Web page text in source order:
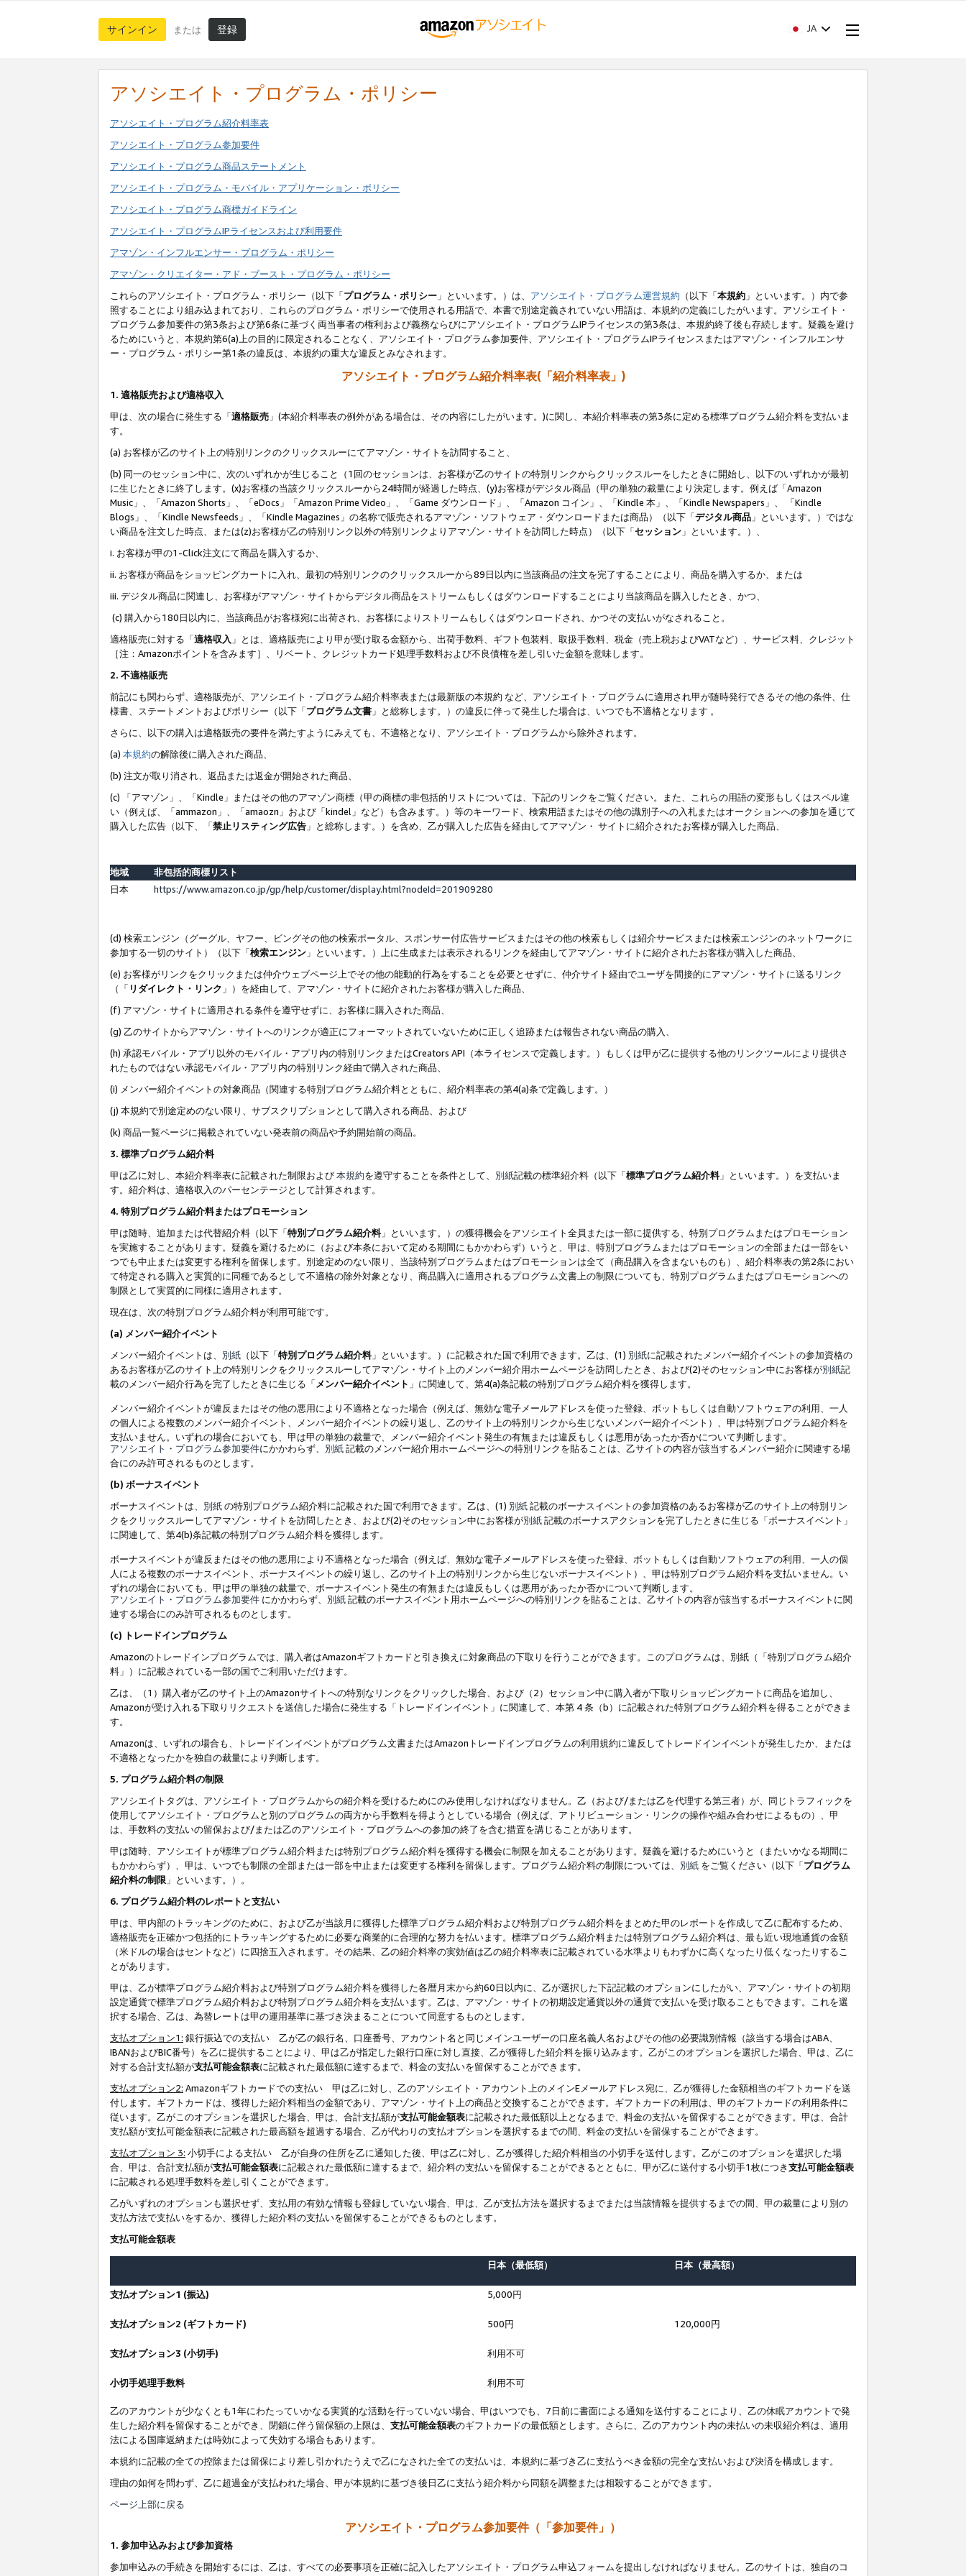
サインイン または 登録 JA
アソシエイト・プログラム・ポリシー
アソシエイト・プログラム紹介料率表
アソシエイト・プログラム参加要件
アソシエイト・プログラム商品ステートメント
アソシエイト・プログラム・モバイル・アプリケーション・ポリシー
アソシエイト・プログラム商標ガイドライン
アソシエイト・プログラムIPライセンスおよび利用要件
アマゾン・インフルエンサー・プログラム・ポリシー
アマゾン・クリエイター・アド・ブースト・プログラム・ポリシー
これらのアソシエイト・プログラム・ポリシー（以下「プログラム・ポリシー 」といいます。）は、 アソシエイト・プログラム運営規約 （以下「本規約 」といいます。）内で参
照することにより組み込まれており、これらのプログラム・ポリシーで使用される用語で、本書で別途定義されていない用語は、本規約の定義にしたがいます。アソシエイト・
プログラム参加要件の第3条および第6条に基づく両当事者の権利および義務ならびにアソシエイト・プログラムIPライセンスの第3条は、本規約終了後も存続します。疑義を避け
るためにいうと、本規約第6(a)上の目的に限定されることなく、アソシエイト・プログラム参加要件、アソシエイト・プログラムIPライセンスまたはアマゾン・インフルエンサ
ー・プログラム・ポリシー第1条の違反は、本規約の重大な違反とみなされます。
アソシエイト・プログラム紹介料率表(「紹介料率表」)
1. 適格販売および適格収入
甲は、次の場合に発生する「適格販売 」(本紹介料率表の例外がある場合は、その内容にしたがいます。)に関し、本紹介料率表の第3条に定める標準プログラム紹介料を支払いま
す。
(a) お客様が乙のサイト上の特別リンクのクリックスルーにてアマゾン・サイトを訪問すること、
(b) 同一のセッション中に、次のいずれかが生じること（1回のセッションは、お客様が乙のサイトの特別リンクからクリックスルーをしたときに開始し、以下のいずれかが最初
に生じたときに終了します。(x)お客様の当該クリックスルーから24時間が経過した時点、(y)お客様がデジタル商品（甲の単独の裁量により決定します。例えば「Amazon
Music」、「Amazon Shorts」、「eDocs」「Amazon Prime Video」、「Game ダウンロード」、「Amazon コイン」、「Kindle 本」、「Kindle Newspapers」、 「Kindle
Blogs」、「Kindle Newsfeeds」、「Kindle Magazines」の名称で販売されるアマゾン・ソフトウェア・ダウンロードまたは商品）（以下「デジタル商品 」といいます。）ではな
い商品を注文した時点、または(z)お客様が乙の特別リンク以外の特別リンクよりアマゾン・サイトを訪問した時点）（以下「セッション 」といいます。）、
i. お客様が甲の1-Click注文にて商品を購入するか、
ii. お客様が商品をショッピングカートに入れ、最初の特別リンクのクリックスルーから89日以内に当該商品の注文を完了することにより、商品を購入するか、または
iii. デジタル商品に関連し、お客様がアマゾン・サイトからデジタル商品をストリームもしくはダウンロードすることにより当該商品を購入したとき、かつ、
(c) 購入から180日以内に、当該商品がお客様宛に出荷され、お客様によりストリームもしくはダウンロードされ、かつその支払いがなされること。
適格販売に対する「適格収入 」とは、適格販売により甲が受け取る金額から、出荷手数料、ギフト包装料、取扱手数料、税金（売上税およびVATなど）、サービス料、クレジット
［注：Amazonポイントを含みます］、リベート、クレジットカード処理手数料および不良債権を差し引いた金額を意味します。
2. 不適格販売
前記にも関わらず、適格販売が、アソシエイト・プログラム紹介料率表または最新版の本規約 など、アソシエイト・プログラムに適用され甲が随時発行できるその他の条件、仕
様書、ステートメントおよびポリシー（以下「プログラム文書 」と総称します。）の違反に伴って発生した場合は、いつでも不適格となります 。
さらに、以下の購入は適格販売の要件を満たすようにみえても、不適格となり、アソシエイト・プログラムから除外されます。
(a) 本規約の解除後に購入された商品、
(b) 注文が取り消され、返品または返金が開始された商品、
(c) 「アマゾン」、「Kindle」またはその他のアマゾン商標（甲の商標の非包括的リストについては、下記のリンクをご覧ください。また、これらの用語の変形もしくはスペル違
い（例えば、「ammazon」、「amaozn」および「kindel」など）も含みます。）等のキーワード、検索用語またはその他の識別子への入札またはオークションへの参加を通じて
購入した広告（以下、「禁止リスティング広告 」と総称します。）を含め、乙が購入した広告を経由してアマゾン・ サイトに紹介されたお客様が購入した商品、
地域
非包括的商標リスト
日本
https://www.amazon.co.jp/gp/help/customer/display.html?nodeId=201909280
(d) 検索エンジン（グーグル、ヤフー、ビングその他の検索ポータル、スポンサー付広告サービスまたはその他の検索もしくは紹介サービスまたは検索エンジンのネットワークに
参加する一切のサイト）（以下「検索エンジン 」といいます。）上に生成または表示されるリンクを経由してアマゾン・サイトに紹介されたお客様が購入した商品、
(e) お客様がリンクをクリックまたは仲介ウェブページ上でその他の能動的行為をすることを必要とせずに、仲介サイト経由でユーザを間接的にアマゾン・サイトに送るリンク
（「 リダイレクト・リンク 」）を経由して、アマゾン・サイトに紹介されたお客様が購入した商品、
(f) アマゾン・サイトに適用される条件を遵守せずに、お客様に購入された商品、
(g) 乙のサイトからアマゾン・サイトへのリンクが適正にフォーマットされていないために正しく追跡または報告されない商品の購入、
(h) 承認モバイル・アプリ以外のモバイル・アプリ内の特別リンクまたはCreators API（本ライセンスで定義します。）もしくは甲が乙に提供する他のリンクツールにより提供さ
れたものではない承認モバイル・アプリ内の特別リンク経由で購入された商品、
(i) メンバー紹介イベントの対象商品（関連する特別プログラム紹介料とともに、紹介料率表の第4(a)条で定義します。）
(j) 本規約で別途定めのない限り、サブスクリプションとして購入される商品、および
(k) 商品一覧ページに掲載されていない発表前の商品や予約開始前の商品。
3. 標準プログラム紹介料
甲は乙に対し、本紹介料率表に記載された制限および本規約を遵守することを条件として、 別紙記載の標準紹介料（以下「標準プログラム紹介料」といいます。）を支払いま
す。紹介料は、適格収入のパーセンテージとして計算されます。
4. 特別プログラム紹介料またはプロモーション
甲は随時、追加または代替紹介料（以下「特別プログラム紹介料」といいます。）の獲得機会をアソシエイト全員または一部に提供する、特別プログラムまたはプロモーション
を実施することがあります。疑義を避けるために（および本条において定める期間にもかかわらず）いうと、甲は、特別プログラムまたはプロモーションの全部または一部をい
つでも中止または変更する権利を留保します。別途定めのない限り、当該特別プログラムまたはプロモーションは全て（商品購入を含まないものも）、紹介料率表の第2条におい
て特定される購入と実質的に同種であるとして不適格の除外対象となり、商品購入に適用されるプログラム文書上の制限についても、特別プログラムまたはプロモーションへの
制限として実質的に同様に適用されます。
現在は、次の特別プログラム紹介料が利用可能です。
(a) メンバー紹介イベント
メンバー紹介イベントは、 別紙 （以下「特別プログラム紹介料」といいます。）に記載された国で利用できます。乙は、(1) 別紙に記載されたメンバー紹介イベントの参加資格の
あるお客様が乙のサイト上の特別リンクをクリックスルーしてアマゾン・サイト上のメンバー紹介用ホームページを訪問したとき、および(2)そのセッション中にお客様が別紙記
載のメンバー紹介行為を完了したときに生じる「 メンバー紹介イベント 」に関連して、第4(a)条記載の特別プログラム紹介料を獲得します。
メンバー紹介イベントが違反またはその他の悪用により不適格となった場合（例えば、無効な電子メールアドレスを使った登録、ボットもしくは自動ソフトウェアの利用、一人
の個人による複数のメンバー紹介イベント、メンバー紹介イベントの繰り返し、乙のサイト上の特別リンクから生じないメンバー紹介イベント）、甲は特別プログラム紹介料を
支払いません。いずれの場合においても、甲は甲の単独の裁量で、メンバー紹介イベント発生の有無または違反もしくは悪用があったか否かについて判断します。
アソシエイト・プログラム参加要件にかかわらず、 別紙記載のメンバー紹介用ホームページへの特別リンクを貼ることは、乙サイトの内容が該当するメンバー紹介に関連する場
合にのみ許可されるものとします。
(b) ボーナスイベント
ボーナスイベントは、 別紙の特別プログラム紹介料に記載された国で利用できます。乙は、(1) 別紙記載のボーナスイベントの参加資格のあるお客様が乙のサイト上の特別リン
クをクリックスルーしてアマゾン・サイトを訪問したとき、および(2)そのセッション中にお客様が別紙記載のボーナスアクションを完了したときに生じる「ボーナスイベント」
に関連して、第4(b)条記載の特別プログラム紹介料を獲得します。
ボーナスイベントが違反またはその他の悪用により不適格となった場合（例えば、無効な電子メールアドレスを使った登録、ボットもしくは自動ソフトウェアの利用、一人の個
人による複数のボーナスイベント、ボーナスイベントの繰り返し、乙のサイト上の特別リンクから生じないボーナスイベント）、甲は特別プログラム紹介料を支払いません。い
ずれの場合においても、甲は甲の単独の裁量で、ボーナスイベント発生の有無または違反もしくは悪用があったか否かについて判断します。
アソシエイト・プログラム参加要件 にかかわらず、 別紙記載のボーナスイベント用ホームページへの特別リンクを貼ることは、乙サイトの内容が該当するボーナスイベントに関
連する場合にのみ許可されるものとします。
(c) トレードインプログラム
Amazonのトレードインプログラムでは、購入者はAmazonギフトカードと引き換えに対象商品の下取りを行うことができます。このプログラムは、別紙（「特別プログラム紹介
料」）に記載されている一部の国でご利用いただけます。
乙は、（1）購入者が乙のサイト上のAmazonサイトへの特別なリンクをクリックした場合、および（2）セッション中に購入者が下取りショッピングカートに商品を追加し、
Amazonが受け入れる下取りリクエストを送信した場合に発生する「トレードインイベント」に関連して、本第 4 条（b）に記載された特別プログラム紹介料を得ることができま
す。
Amazonは、いずれの場合も、トレードインイベントがプログラム文書またはAmazonトレードインプログラムの利用規約に違反してトレードインイベントが発生したか、または
不適格となったかを独自の裁量により判断します。
5. プログラム紹介料の制限
アソシエイトタグは、アソシエイト・プログラムからの紹介料を受けるためにのみ使用しなければなりません。乙（および/または乙を代理する第三者）が、同じトラフィックを
使用してアソシエイト・プログラムと別のプログラムの両方から手数料を得ようとしている場合（例えば、アトリビューション・リンクの操作や組み合わせによるもの）、甲
は、手数料の支払いの留保および/または乙のアソシエイト・プログラムへの参加の終了を含む措置を講じることがあります。
甲は随時、アソシエイトが標準プログラム紹介料または特別プログラム紹介料を獲得する機会に制限を加えることがあります。疑義を避けるためにいうと（またいかなる期間に
もかかわらず）、甲は、いつでも制限の全部または一部を中止または変更する権利を留保します。プログラム紹介料の制限については、 別紙 をご覧ください（以下「プログラム
紹介料の制限 」といいます。）。
6. プログラム紹介料のレポートと支払い
甲は、甲内部のトラッキングのために、および乙が当該月に獲得した標準プログラム紹介料および特別プログラム紹介料をまとめた甲のレポートを作成して乙に配布するため、
適格販売を正確かつ包括的にトラッキングするために必要な商業的に合理的な努力を払います。標準プログラム紹介料または特別プログラム紹介料は、最も近い現地通貨の金額
（米ドルの場合はセントなど）に四捨五入されます。その結果、乙の紹介料率の実効値は乙の紹介料率表に記載されている水準よりもわずかに高くなったり低くなったりするこ
とがあります。
甲は、乙が標準プログラム紹介料および特別プログラム紹介料を獲得した各暦月末から約60日以内に、乙が選択した下記記載のオプションにしたがい、アマゾン・サイトの初期
設定通貨で標準プログラム紹介料および特別プログラム紹介料を支払います。乙は、アマゾン・サイトの初期設定通貨以外の通貨で支払いを受け取ることもできます。これを選
択する場合、乙は、為替レートは甲の運用基準に基づき決まることについて同意するものとします。
支払オプション1: 銀行振込での支払い 乙が乙の銀行名、口座番号、アカウント名と同じメインユーザーの口座名義人名およびその他の必要識別情報（該当する場合はABA、
IBANおよびBIC番号）を乙に提供することにより、甲は乙が指定した銀行口座に対し直接、乙が獲得した紹介料を振り込みます。乙がこのオプションを選択した場合、甲は、乙に
対する合計支払額が支払可能金額表に記載された最低額に達するまで、料金の支払いを留保することができます。
支払オプション2: Amazonギフトカードでの支払い 甲は乙に対し、乙のアソシエイト・アカウント上のメインEメールアドレス宛に、乙が獲得した金額相当のギフトカードを送
付します。ギフトカードは、獲得した紹介料相当の金額であり、アマゾン・サイト上の商品と交換することができます。ギフトカードの利用は、甲のギフトカードの利用条件に
従います。乙がこのオプションを選択した場合、甲は、合計支払額が支払可能金額表に記載された最低額以上となるまで、料金の支払いを留保することができます。甲は、合計
支払額が支払可能金額表に記載された最高額を超過する場合、乙が代わりの支払オプションを選択するまでの間、料金の支払いを留保することができます。
支払オプション 3: 小切手による支払い 乙が自身の住所を乙に通知した後、甲は乙に対し、乙が獲得した紹介料相当の小切手を送付します。乙がこのオプションを選択した場
合、甲は、合計支払額が支払可能金額表に記載された最低額に達するまで、紹介料の支払いを留保することができるとともに、甲が乙に送付する小切手1枚につき支払可能金額表
に記載される処理手数料を差し引くことができます。
乙がいずれのオプションも選択せず、支払用の有効な情報も登録していない場合、甲は、乙が支払方法を選択するまでまたは当該情報を提供するまでの間、甲の裁量により別の
支払方法で支払いをするか、獲得した紹介料の支払いを留保することができるものとします。
支払可能金額表
日本（最低額） 日本（最高額）
支払オプション1 (振込) 5,000円
支払オプション2 (ギフトカード) 500円 120,000円
支払オプション3 (小切手) 利用不可
小切手処理手数料 利用不可
乙のアカウントが少なくとも1年にわたっていかなる実質的な活動を行っていない場合、甲はいつでも、7日前に書面による通知を送付することにより、乙の休眠アカウントで発
生した紹介料を留保することができ、閉鎖に伴う留保額の上限は、 支払可能金額表のギフトカードの最低額とします。さらに、乙のアカウント内の未払いの未収紹介料は、適用
法による国庫返納または時効によって失効する場合もあります。
本規約に記載の全ての控除または留保により差し引かれたうえで乙になされた全ての支払いは、本規約に基づき乙に支払うべき金額の完全な支払いおよび決済を構成します。
理由の如何を問わず、乙に超過金が支払われた場合、甲が本規約に基づき後日乙に支払う紹介料から同額を調整または相殺することができます。
ページ上部に戻る
アソシエイト・プログラム参加要件（「参加要件」）
1. 参加申込みおよび参加資格
参加申込みの手続きを開始するには、乙は、すべての必要事項を正確に記入したアソシエイト・プログラム申込フォームを提出しなければなりません。乙のサイトは、独自のコ